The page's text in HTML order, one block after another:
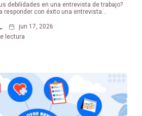
debilidades en una entrevista de trabajo?
responder con éxito una entrevista…
jun 17, 2026
lectura